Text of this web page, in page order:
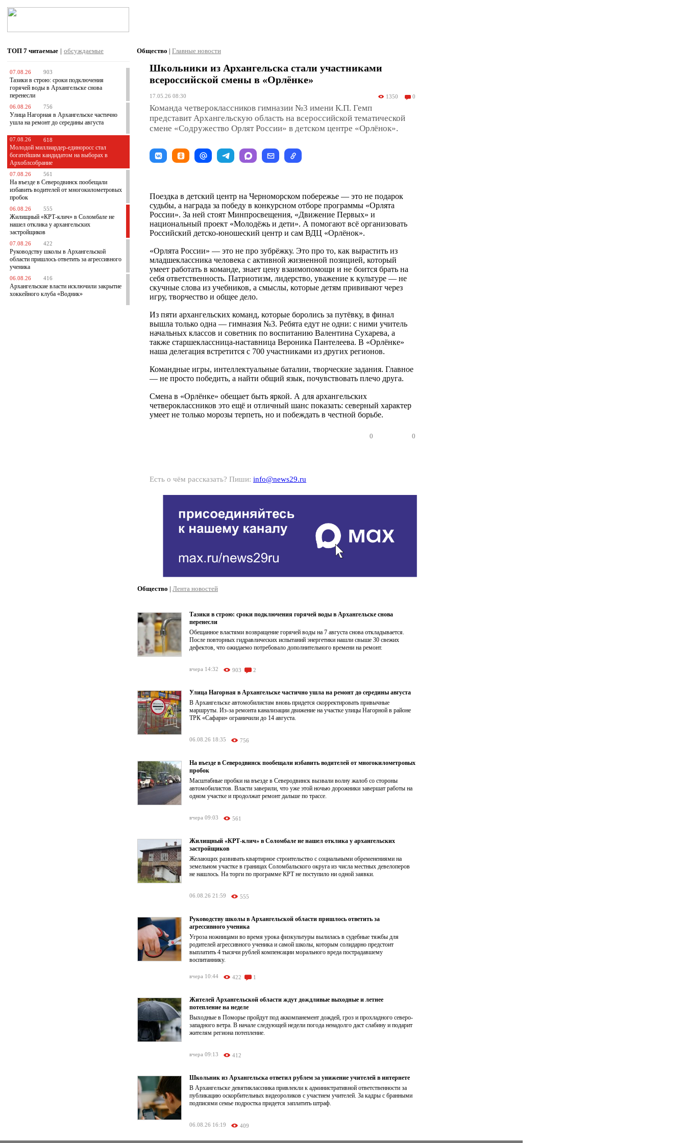
ТОП 7 читаемые | обсуждаемые
07.08.26 903
Тазики в строю: сроки подключения
горячей воды в Архангельске снова
перенесли
06.08.26 756
Улица Нагорная в Архангельске частично
ушла на ремонт до середины августа
07.08.26 618
Молодой миллиардер-единоросс стал
богатейшим кандидатом на выборах в
Архоблсобрание
07.08.26 561
На въезде в Северодвинск пообещали
избавить водителей от многокилометровых
пробок
06.08.26 555
Жилищный «КРТ-клич» в Соломбале не
нашел отклика у архангельских
застройщиков
07.08.26 422
Руководству школы в Архангельской
области пришлось ответить за агрессивного
ученика
06.08.26 416
Архангельские власти исключили закрытие
хоккейного клуба «Водник»
Общество | Главные новости
Школьники из Архангельска стали участниками
всероссийской смены в «Орлёнке»
17.05.26 08:30 1350 0
Команда четвероклассников гимназии №3 имени К.П. Гемп
представит Архангельскую область на всероссийской тематической
смене «Содружество Орлят России» в детском центре «Орлёнок».
Поездка в детский центр на Черноморском побережье — это не подарок
судьбы, а награда за победу в конкурсном отборе программы «Орлята
России». За ней стоят Минпросвещения, «Движение Первых» и
национальный проект «Молодёжь и дети». А помогают всё организовать
Российский детско-юношеский центр и сам ВДЦ «Орлёнок».
«Орлята России» — это не про зубрёжку. Это про то, как вырастить из
младшеклассника человека с активной жизненной позицией, который
умеет работать в команде, знает цену взаимопомощи и не боится брать на
себя ответственность. Патриотизм, лидерство, уважение к культуре — не
скучные слова из учебников, а смыслы, которые детям прививают через
игру, творчество и общее дело.
Из пяти архангельских команд, которые боролись за путёвку, в финал
вышла только одна — гимназия №3. Ребята едут не одни: с ними учитель
начальных классов и советник по воспитанию Валентина Сухарева, а
также старшеклассница-наставница Вероника Пантелеева. В «Орлёнке»
наша делегация встретится с 700 участниками из других регионов.
Командные игры, интеллектуальные баталии, творческие задания. Главное
— не просто победить, а найти общий язык, почувствовать плечо друга.
Смена в «Орлёнке» обещает быть яркой. А для архангельских
четвероклассников это ещё и отличный шанс показать: северный характер
умеет не только морозы терпеть, но и побеждать в честной борьбе.
0 0
Есть о чём рассказать? Пиши: info@news29.ru
Общество | Лента новостей
Тазики в строю: сроки подключения горячей воды в Архангельске снова
перенесли
Обещанное властями возвращение горячей воды на 7 августа снова откладывается.
После повторных гидравлических испытаний энергетики нашли свыше 30 свежих
дефектов, что ожидаемо потребовало дополнительного времени на ремонт.
вчера 14:32 903 2
Улица Нагорная в Архангельске частично ушла на ремонт до середины августа
В Архангельске автомобилистам вновь придется скорректировать привычные
маршруты. Из-за ремонта канализации движение на участке улицы Нагорной в районе
ТРК «Сафари» ограничили до 14 августа.
06.08.26 18:35 756
На въезде в Северодвинск пообещали избавить водителей от многокилометровых
пробок
Масштабные пробки на въезде в Северодвинск вызвали волну жалоб со стороны
автомобилистов. Власти заверили, что уже этой ночью дорожники завершат работы на
одном участке и продолжат ремонт дальше по трассе.
вчера 09:03 561
Жилищный «КРТ-клич» в Соломбале не нашел отклика у архангельских
застройщиков
Желающих развивать квартирное строительство с социальными обременениями на
земельном участке в границах Соломбальского округа из числа местных девелоперов
не нашлось. На торги по программе КРТ не поступило ни одной заявки.
06.08.26 21:59 555
Руководству школы в Архангельской области пришлось ответить за
агрессивного ученика
Угроза ножницами во время урока физкультуры вылилась в судебные тяжбы для
родителей агрессивного ученика и самой школы, которым солидарно предстоит
выплатить 4 тысячи рублей компенсации морального вреда пострадавшему
воспитаннику.
вчера 10:44 422 1
Жителей Архангельской области ждут дождливые выходные и летнее
потепление на неделе
Выходные в Поморье пройдут под аккомпанемент дождей, гроз и прохладного северо-
западного ветра. В начале следующей недели погода ненадолго даст слабину и подарит
жителям региона потепление.
вчера 09:13 412
Школьник из Архангельска ответил рублем за унижение учителей в интернете
В Архангельске девятиклассника привлекли к административной ответственности за
публикацию оскорбительных видеороликов с участием учителей. За кадры с бранными
подписями семье подростка придется заплатить штраф.
06.08.26 16:19 409